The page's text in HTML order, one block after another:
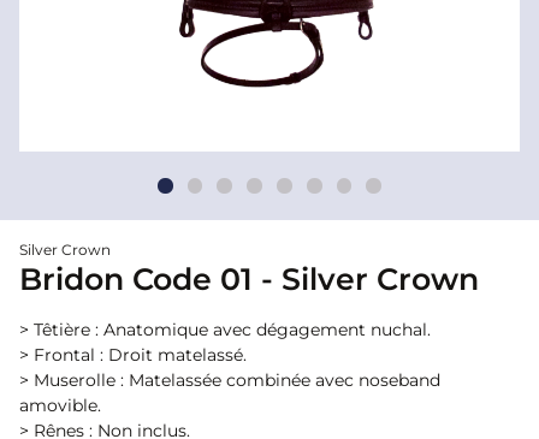
Silver Crown
Bridon Code 01 - Silver Crown
> Têtière : Anatomique avec dégagement nuchal.
> Frontal : Droit matelassé.
> Muserolle : Matelassée combinée avec noseband
amovible.
> Rênes : Non inclus.